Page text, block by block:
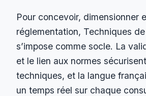
Pour concevoir, dimensionner
réglementation, Techniques de
s’impose comme socle. La
et le lien aux normes
techniques, et la langue
un temps réel sur chaque